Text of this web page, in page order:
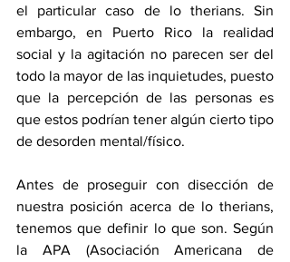
el particular caso de lo therians. Sin
embargo, en Puerto Rico la realidad
social y la agitación no parecen ser del
todo la mayor de las inquietudes, puesto
que la percepción de las personas es
que estos podrían tener algún cierto tipo
de desorden mental/físico.
Antes de proseguir con disección de
nuestra posición acerca de lo therians,
tenemos que definir lo que son. Según
la APA (Asociación Americana de